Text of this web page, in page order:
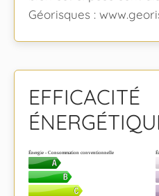
Géorisques :
EFFICACITÉ
Énergie - Consommation conventionnelle